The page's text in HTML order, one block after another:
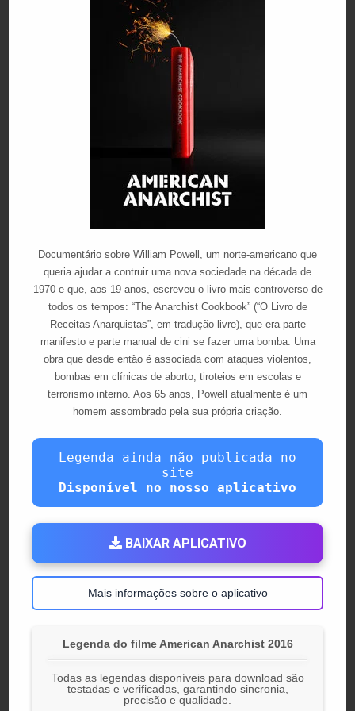
Documentário sobre William Powell, um norte-americano que
queria ajudar a contruir uma nova sociedade na década de
1970 e que, aos 19 anos, escreveu o livro mais controverso de
todos os tempos: “The Anarchist Cookbook” (“O Livro de
Receitas Anarquistas”, em tradução livre), que era parte
manifesto e parte manual de cini se fazer uma bomba. Uma
obra que desde então é associada com ataques violentos,
bombas em clínicas de aborto, tiroteios em escolas e
terrorismo interno. Aos 65 anos, Powell atualmente é um
homem assombrado pela sua própria criação.
Legenda ainda não publicada no
site
Disponível no nosso aplicativo
BAIXAR APLICATIVO
Mais informações sobre o aplicativo
Legenda do filme American Anarchist 2016
Todas as legendas disponíveis para download são
testadas e verificadas, garantindo sincronia,
precisão e qualidade.